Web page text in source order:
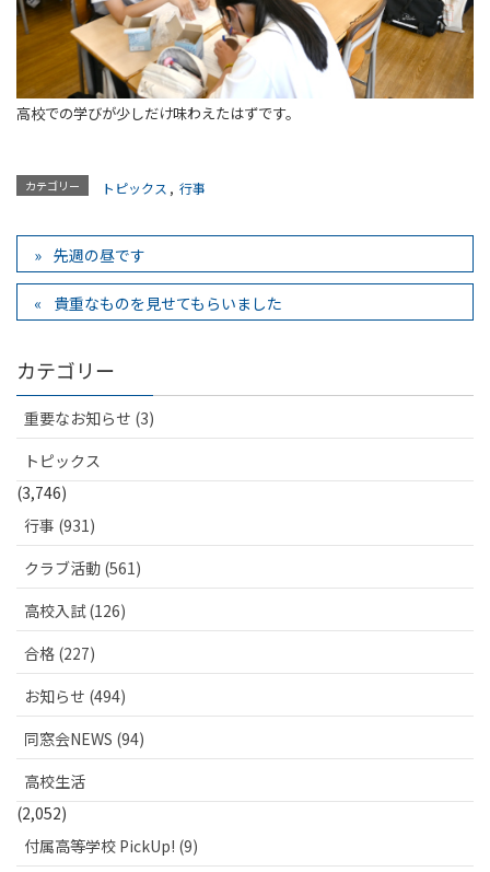
高校での学びが少しだけ味わえたはずです。
カテゴリー トピックス , 行事
先週の昼です
貴重なものを見せてもらいました
カテゴリー
重要なお知らせ (3)
トピックス
(3,746)
行事 (931)
クラブ活動 (561)
高校入試 (126)
合格 (227)
お知らせ (494)
同窓会NEWS (94)
高校生活
(2,052)
付属高等学校 PickUp! (9)